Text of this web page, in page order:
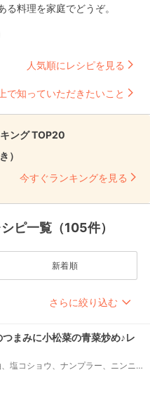
料理を家庭でどうぞ。
人気順にレシピを見る
で知っていただきたいこと
ング TOP20
）
今すぐランキングを見る
ピ一覧（105件）
新着順
さらに絞り込む
まみに小松菜の青菜炒め♪レ
塩コショウ、ナンプラー、ニンニ